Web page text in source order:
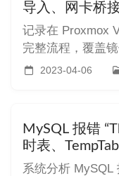
导入、网卡桥
记录在 Proxmox
完整流程，覆盖
import / qm
2023-04-06
MySQL 报错
时表、
系统分析 MySQL